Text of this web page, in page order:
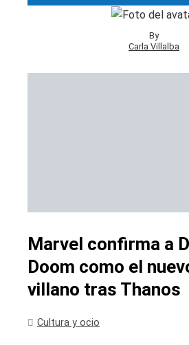
By
Carla Villalba
Marvel confirma a
Doom como el
villano tras Thanos
Cultura y ocio